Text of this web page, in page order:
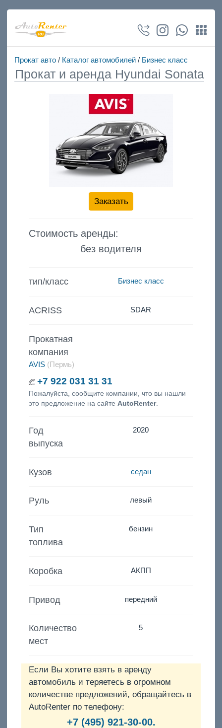
Прокат авто/ Каталог автомобилей/ Бизнес класс
Прокат и аренда Hyundai Sonata
Заказать
Стоимость аренды:
без водителя
тип/класс Бизнес класс
ACRISS SDAR
Прокатная
компания
AVIS(Пермь)
+7 922 031 31 31
Пожалуйста, сообщите компании, что вы нашли
это предложение на сайте AutoRenter.
Год
выпуска
2020
Кузов седан
Руль левый
Тип
топлива
бензин
Коробка АКПП
Привод передний
Количество
мест
5
Если Вы хотите взять в аренду
автомобиль и теряетесь в огромном
количестве предложений, обращайтесь в
AutoRenter по телефону:
+7 (495) 921-30-00.